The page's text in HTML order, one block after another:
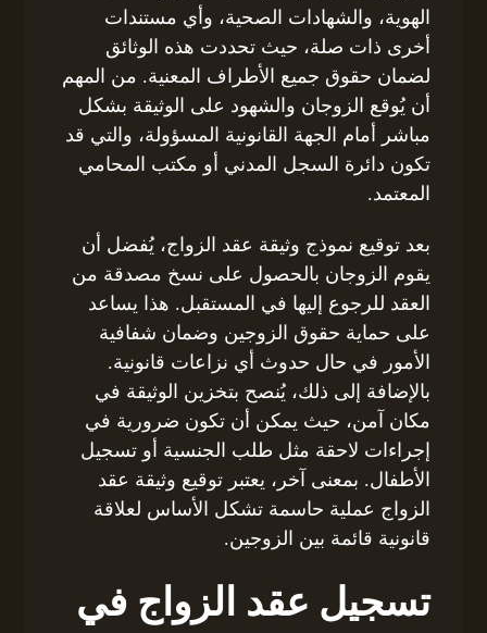
الهوية، والشهادات الصحية، وأي مستندات
أخرى ذات صلة، حيث تحددت هذه الوثائق
لضمان حقوق جميع الأطراف المعنية. من المهم
أن يُوقع الزوجان والشهود على الوثيقة بشكل
مباشر أمام الجهة القانونية المسؤولة، والتي قد
تكون دائرة السجل المدني أو مكتب المحامي
المعتمد.
بعد توقيع نموذج وثيقة عقد الزواج، يُفضل أن
يقوم الزوجان بالحصول على نسخ مصدقة من
العقد للرجوع إليها في المستقبل. هذا يساعد
على حماية حقوق الزوجين وضمان شفافية
الأمور في حال حدوث أي نزاعات قانونية.
بالإضافة إلى ذلك، يُنصح بتخزين الوثيقة في
مكان آمن، حيث يمكن أن تكون ضرورية في
إجراءات لاحقة مثل طلب الجنسية أو تسجيل
الأطفال. بمعنى آخر، يعتبر توقيع وثيقة عقد
الزواج عملية حاسمة تشكل الأساس لعلاقة
قانونية قائمة بين الزوجين.
تسجيل عقد الزواج في